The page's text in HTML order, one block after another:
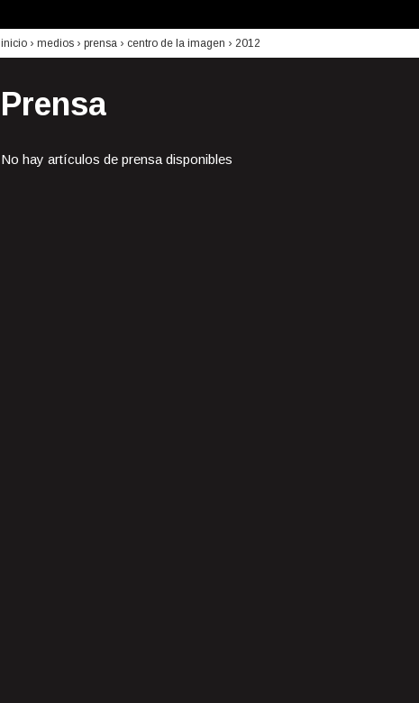
inicio › medios › prensa › centro de la imagen › 2012
Prensa
No hay artículos de prensa disponibles